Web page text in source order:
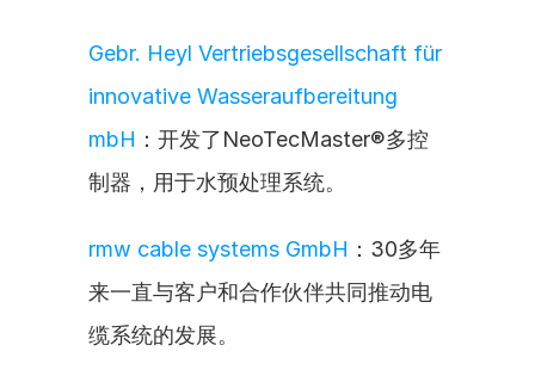
Gebr. Heyl Vertriebsgesellschaft für
innovative Wasseraufbereitung
mbH ：开发了NeoTecMaster®多控
制器，用于水预处理系统。
rmw cable systems GmbH ：30多年
来一直与客户和合作伙伴共同推动电
缆系统的发展。